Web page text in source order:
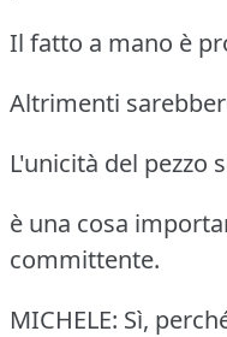
Il fatto a mano è
Altrimenti
L'unicità del pezzo
è una cosa
committente.
MICHELE: Sì,